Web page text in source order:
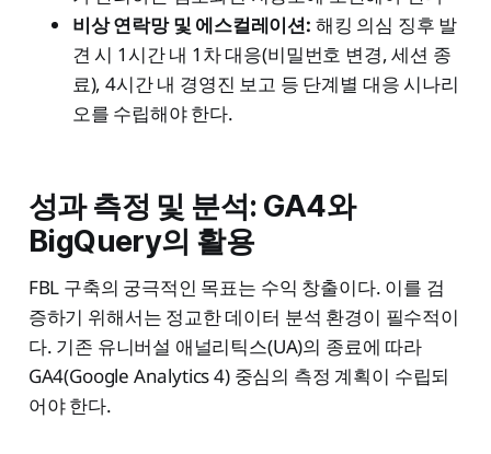
비상 연락망 및 에스컬레이션: 해킹 의심 징후 발
견 시 1시간 내 1차 대응(비밀번호 변경, 세션 종
료), 4시간 내 경영진 보고 등 단계별 대응 시나리
오를 수립해야 한다.
성과 측정 및 분석: GA4와
BigQuery의 활용
FBL 구축의 궁극적인 목표는 수익 창출이다. 이를 검
증하기 위해서는 정교한 데이터 분석 환경이 필수적이
다. 기존 유니버설 애널리틱스(UA)의 종료에 따라
GA4(Google Analytics 4) 중심의 측정 계획이 수립되
어야 한다.